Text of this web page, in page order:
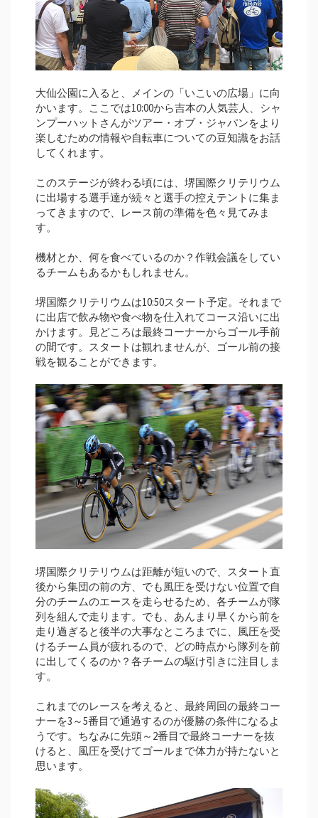
大仙公園に入ると、メインの「いこいの広場」に向
かいます。ここでは10:00から吉本の人気芸人、シャ
ンプーハットさんがツアー・オブ・ジャパンをより
楽しむための情報や自転車についての豆知識をお話
してくれます。
このステージが終わる頃には、堺国際クリテリウム
に出場する選手達が続々と選手の控えテントに集ま
ってきますので、レース前の準備を色々見てみま
す。
機材とか、何を食べているのか？作戦会議をしてい
るチームもあるかもしれません。
堺国際クリテリウムは10:50スタート予定。それまで
に出店で飲み物や食べ物を仕入れてコース沿いに出
かけます。見どころは最終コーナーからゴール手前
の間です。スタートは観れませんが、ゴール前の接
戦を観ることができます。
堺国際クリテリウムは距離が短いので、スタート直
後から集団の前の方、でも風圧を受けない位置で自
分のチームのエースを走らせるため、各チームが隊
列を組んで走ります。でも、あんまり早くから前を
走り過ぎると後半の大事なところまでに、風圧を受
けるチーム員が疲れるので、どの時点から隊列を前
に出してくるのか？各チームの駆け引きに注目しま
す。
これまでのレースを考えると、最終周回の最終コー
ナーを3～5番目で通過するのが優勝の条件になるよ
うです。ちなみに先頭～2番目で最終コーナーを抜
けると、風圧を受けてゴールまで体力が持たないと
思います。